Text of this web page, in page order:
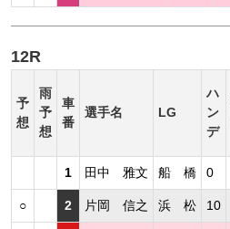
12R
予
想
雨
予
想
車
番
選手名 LG
ハ
ン
デ
1 田中 雅文 船 橋 0
○ 2 片岡 信之 浜 松 10